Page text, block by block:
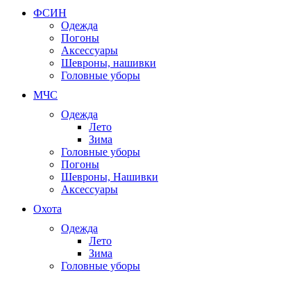
ФСИН
Одежда
Погоны
Аксессуары
Шевроны, нашивки
Головные уборы
МЧС
Одежда
Лето
Зима
Головные уборы
Погоны
Шевроны, Нашивки
Аксессуары
Охота
Одежда
Лето
Зима
Головные уборы